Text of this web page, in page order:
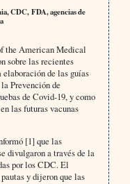
CDC, FDA, agencias de
the American Medical
sobre las recientes
de las guías
Prevención de
de Covid-19, y como
las futuras vacunas
[1] que las
divulgaron a través de la
por los CDC. El
y dijeron que las